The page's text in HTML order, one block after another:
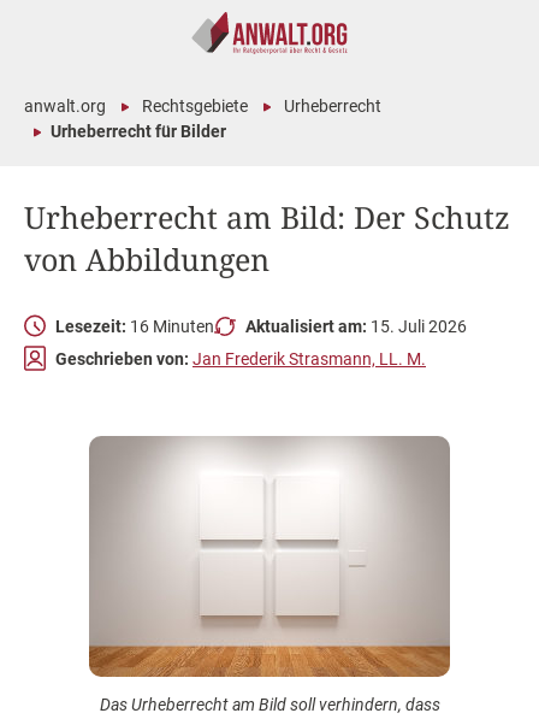
Urheberrecht am Bild: Der Schutz
von Abbildungen
anwalt.org Rechtsgebiete
Urheberrecht
Urheberrecht für Bilder
Lesezeit: 16 Minuten Aktualisiert am: 15. Juli 2026
Geschrieben von: Jan Frederik Strasmann, LL. M.
Das Urheberrecht am Bild soll verhindern, dass